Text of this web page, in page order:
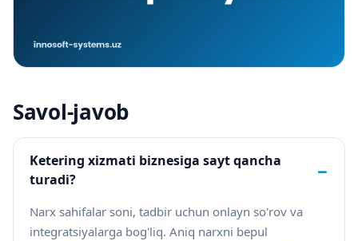
Savol-javob
Ketering xizmati biznesiga sayt qancha
turadi?
−
Narx sahifalar soni, tadbir uchun onlayn so'rov va
integratsiyalarga bog'liq. Aniq narxni bepul